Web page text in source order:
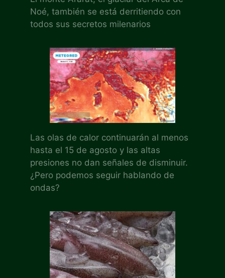
Noé, también se está derritiendo con
todos sus secretos milenarios
Las olas de calor continuarán al menos
hasta el 15 de agosto y las altas
presiones no dan señales de disminuir.
¿Pero podemos seguir hablando de
ondas?